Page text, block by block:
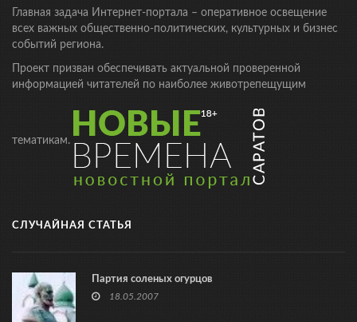
Главная задача Интернет-портала – оперативное освещение
всех важных общественно-политических, культурных и бизнес
событий региона.
Проект призван обеспечивать актуальной проверенной
информацией читателей по наиболее животрепещущим
тематикам.
СЛУЧАЙНАЯ СТАТЬЯ
Партия соленых огурцов
18.05.2007